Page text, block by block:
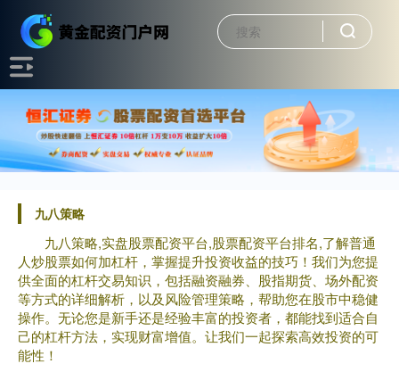
九八策略
九八策略,实盘股票配资平台,股票配资平台排名,了解普通
人炒股票如何加杠杆，掌握提升投资收益的技巧！我们为您提
供全面的杠杆交易知识，包括融资融券、股指期货、场外配资
等方式的详细解析，以及风险管理策略，帮助您在股市中稳健
操作。无论您是新手还是经验丰富的投资者，都能找到适合自
己的杠杆方法，实现财富增值。让我们一起探索高效投资的可
能性！